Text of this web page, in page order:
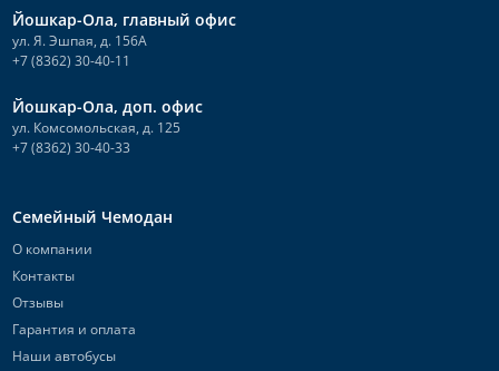
Йошкар-Ола, главный офис
ул. Я. Эшпая, д. 156А
+7 (8362) 30-40-11
Йошкар-Ола, доп. офис
ул. Комсомольская, д. 125
+7 (8362) 30-40-33
Семейный Чемодан
О компании
Контакты
Отзывы
Гарантия и оплата
Наши автобусы